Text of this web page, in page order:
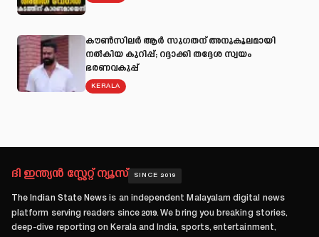
കൗൺസിലർ ആർ സുഗതന് അനുകൂലമായി
നല്‍കിയ കുറിപ്പ്; റദ്ദാക്കി തദ്ദേശ സ്വയം
ഭരണവകുപ്പ്
KERALA
ദി ഇന്ത്യൻ സ്റ്റേറ്റ് ന്യൂസ് SINCE 2019
The Indian State News is an independent Malayalam digital news
platform serving readers since 2019. We bring you breaking stories,
deep-dive reporting on Kerala and India, sports, entertainment,